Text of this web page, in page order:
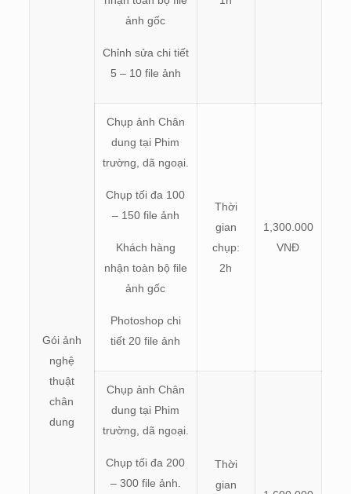
Gói ảnh
nghệ
thuật
chân
dung
ảnh gốc
Chỉnh sửa chi tiết
5 – 10 file ảnh
Chụp ảnh Chân
dung tại Phim
trường, dã ngoại.
Chụp tối đa 100
– 150 file ảnh
Khách hàng
nhận toàn bộ file
ảnh gốc
Photoshop chi
tiết 20 file ảnh
Thời
gian
chụp:
2h
1,300.000
VNĐ
Chụp ảnh Chân
dung tại Phim
trường, dã ngoại.
Chụp tối đa 200
– 300 file ảnh.
Thời
gian